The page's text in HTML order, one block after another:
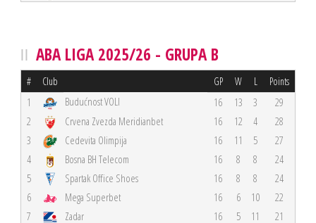
ABA LIGA 2025/26 - GRUPA B
# Club GP W L Points
1 Budućnost VOLI 16 13 3
29
2
Crvena Zvezda Meridianbet 16 12 4
28
3
Cedevita Olimpija 16 11 5
27
4
Bosna BH Telecom 16 8 8
24
5
Spartak Office Shoes 16 8 8
24
6
Mega Superbet 16 6 10
22
7
Zadar 16 5 11 21